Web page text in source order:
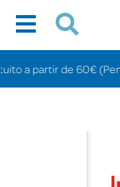
partir de 60€